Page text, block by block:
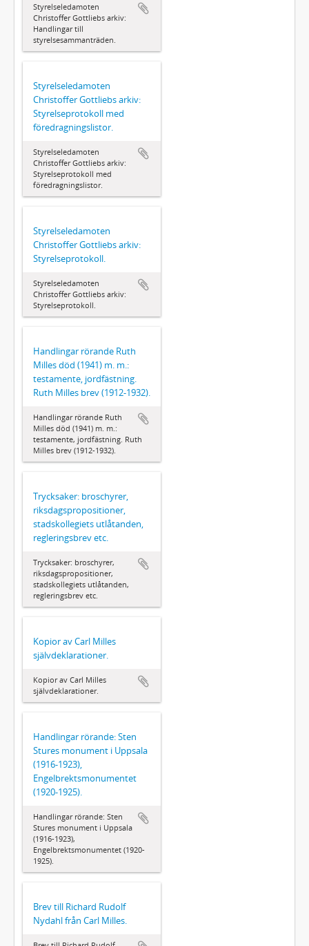
Styrelseledamoten
Christoffer Gottliebs arkiv:
Handlingar till
styrelsesammanträden.
Styrelseledamoten
Christoffer Gottliebs arkiv:
Styrelseprotokoll med
föredragningslistor.
Styrelseledamoten
Christoffer Gottliebs arkiv:
Styrelseprotokoll med
föredragningslistor.
Styrelseledamoten
Christoffer Gottliebs arkiv:
Styrelseprotokoll.
Styrelseledamoten
Christoffer Gottliebs arkiv:
Styrelseprotokoll.
Handlingar rörande Ruth
Milles död (1941) m. m.:
testamente, jordfästning.
Ruth Milles brev (1912-1932).
Handlingar rörande Ruth
Milles död (1941) m. m.:
testamente, jordfästning. Ruth
Milles brev (1912-1932).
Trycksaker: broschyrer,
riksdagspropositioner,
stadskollegiets utlåtanden,
regleringsbrev etc.
Trycksaker: broschyrer,
riksdagspropositioner,
stadskollegiets utlåtanden,
regleringsbrev etc.
Kopior av Carl Milles
självdeklarationer.
Kopior av Carl Milles
självdeklarationer.
Handlingar rörande: Sten
Stures monument i Uppsala
(1916-1923),
Engelbrektsmonumentet
(1920-1925).
Handlingar rörande: Sten
Stures monument i Uppsala
(1916-1923),
Engelbrektsmonumentet (1920-
1925).
Brev till Richard Rudolf
Nydahl från Carl Milles.